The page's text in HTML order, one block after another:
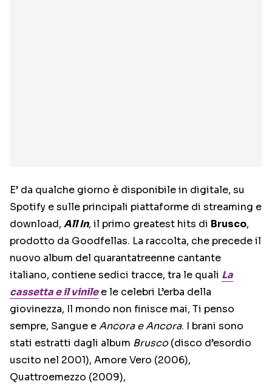
E’ da qualche giorno è disponibile in digitale, su
Spotify e sulle principali piattaforme di streaming e
download, All In, il primo greatest hits di Brusco,
prodotto da Goodfellas. La raccolta, che precede il
nuovo album del quarantatreenne cantante
italiano, contiene sedici tracce, tra le quali La
cassetta e il vinilee le celebri L’erba della
giovinezza, Il mondo non finisce mai, Ti penso
sempre, Sangue eAncora e Ancora. I brani sono
stati estratti dagli album Brusco(disco d’esordio
uscito nel 2001), Amore Vero (2006),
Quattroemezzo (2009),